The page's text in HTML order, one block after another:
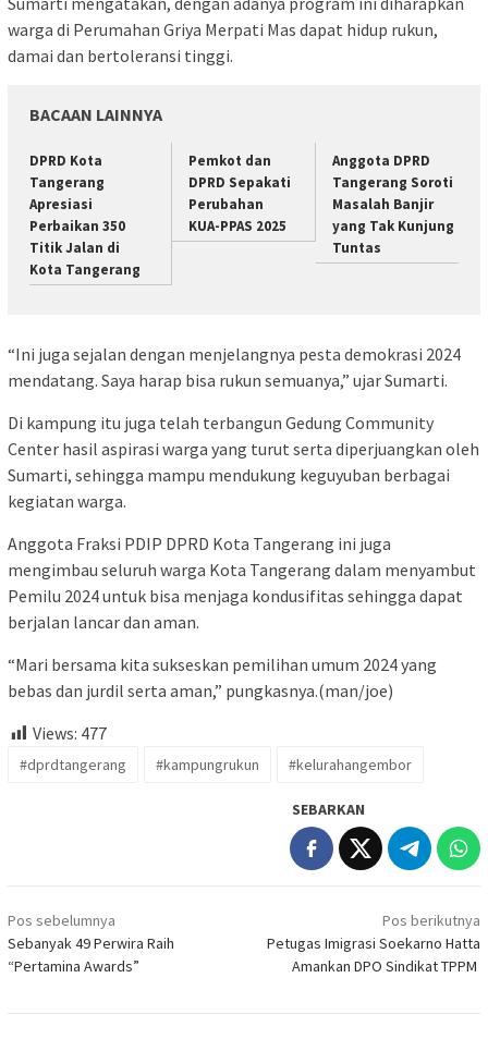
warga di Perumahan Griya Merpati Mas dapat hidup rukun,
damai dan bertoleransi tinggi.
BACAAN LAINNYA
DPRD Kota
Tangerang
Apresiasi
Perbaikan 350
Titik Jalan di
Kota Tangerang
Pemkot dan
DPRD Sepakati
Perubahan
KUA-PPAS 2025
Anggota DPRD
Tangerang Soroti
Masalah Banjir
yang Tak Kunjung
Tuntas
“Ini juga sejalan dengan menjelangnya pesta demokrasi 2024
mendatang. Saya harap bisa rukun semuanya,” ujar Sumarti.
Di kampung itu juga telah terbangun Gedung Community
Center hasil aspirasi warga yang turut serta diperjuangkan oleh
Sumarti, sehingga mampu mendukung keguyuban berbagai
kegiatan warga.
Anggota Fraksi PDIP DPRD Kota Tangerang ini juga
mengimbau seluruh warga Kota Tangerang dalam menyambut
Pemilu 2024 untuk bisa menjaga kondusifitas sehingga dapat
berjalan lancar dan aman.
“Mari bersama kita sukseskan pemilihan umum 2024 yang
bebas dan jurdil serta aman,” pungkasnya.(man/joe)
Views: 477
#dprdtangerang #kampungrukun #kelurahangembor
SEBARKAN
Navigasi
pos
Pos sebelumnya
Sebanyak 49 Perwira Raih
“Pertamina Awards”
Pos berikutnya
Petugas Imigrasi Soekarno Hatta
Amankan DPO Sindikat TPPM